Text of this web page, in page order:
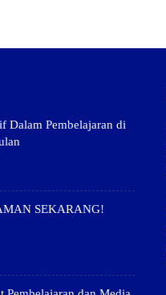
Dalam Pembelajaran di
SEKARANG!